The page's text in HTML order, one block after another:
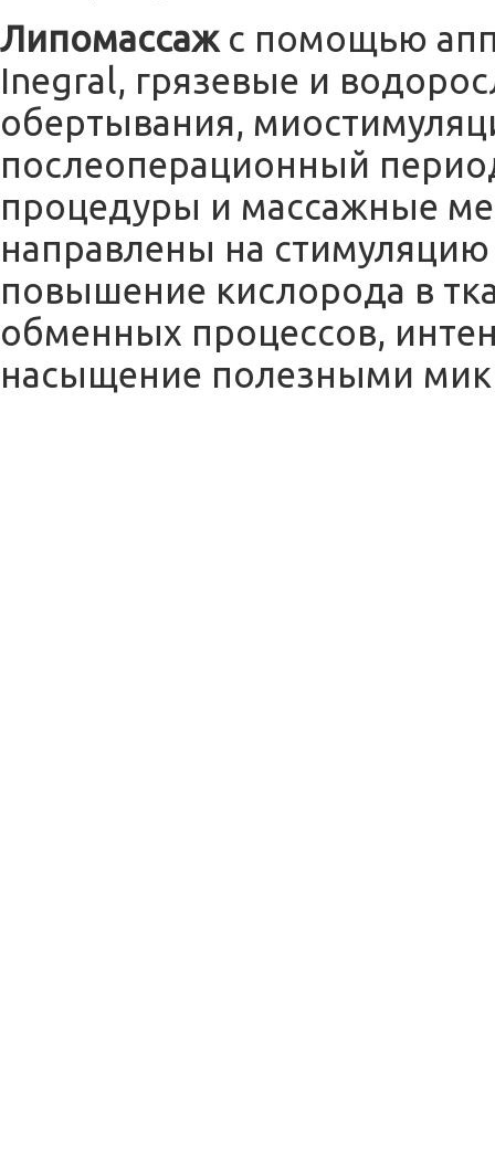
Липомассажс помощью
Inegral, грязевые и
обертывания,
послеоперационный
процедуры и массажные
направлены на
повышение кислорода в
обменных процессов,
насыщение полезными